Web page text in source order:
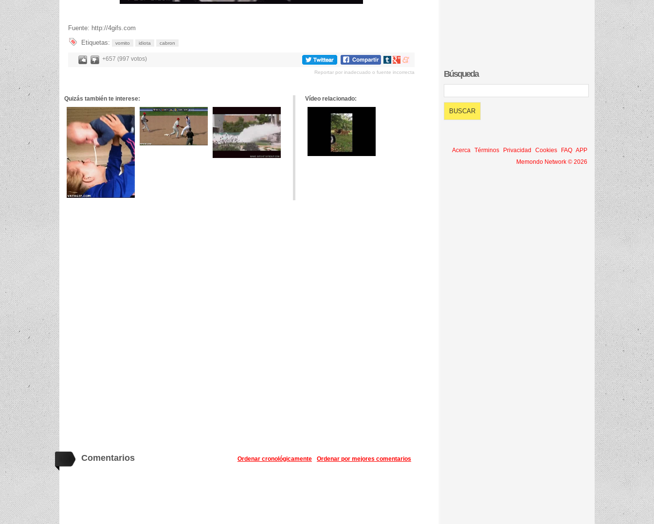
Fuente: http://4gifs.com
Etiquetas:
vomito idiota cabron
+657 (997 votos)
Compartir
tumblr
Compartir
Google+
Compartir
meneame
Reportar por inadecuado o fuente incorrecta
Quizás también te interese: Vídeo relacionado:
Comentarios Ordenar por mejores comentarios
Ordenar cronológicamente
Búsqueda
Acerca Términos Privacidad Cookies FAQ APP
Memondo Network © 2026